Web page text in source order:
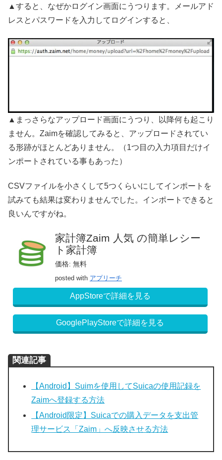
▲すると、なぜかログイン画面にうつります。メールアド
レスとパスワードを入力してログインすると、
▲まっさらなアップロード画面にうつり、以降何も起こり
ません。Zaimを確認してみると、アップロードされてい
る形跡がほとんどありません。（1つ目の入力項目だけイ
ンポートされている事もあった）
CSVファイルを小さくして5つくらいにしてインポートを
試みても結果は変わりませんでした。インポートできると
良いんですがね。
家計簿Zaim 人気 の簡単レシー
ト家計簿
価格: 無料
posted with アプリーチ
AppStoreで詳細を見る
GooglePlayStoreで詳細を見る
関連記事
【Android】Suimを使用してSuicaの使用記録を
Zaimへ登録する方法
【Android限定】Suicaでの購入データを支出管
理サービス「Zaim」へ反映させる方法